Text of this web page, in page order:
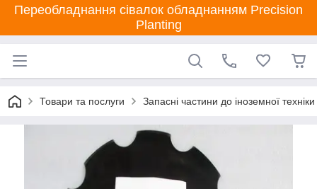
Переобладнання сівалок обладнанням Precision
Planting
Товари та послуги Запасні частини до іноземної техніки